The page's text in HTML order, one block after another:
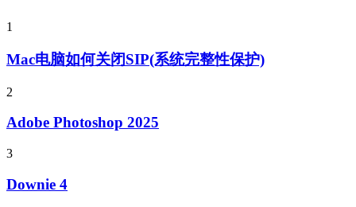
1
Mac电脑如何关闭SIP(系统完整性保护)
2
Adobe Photoshop 2025
3
Downie 4